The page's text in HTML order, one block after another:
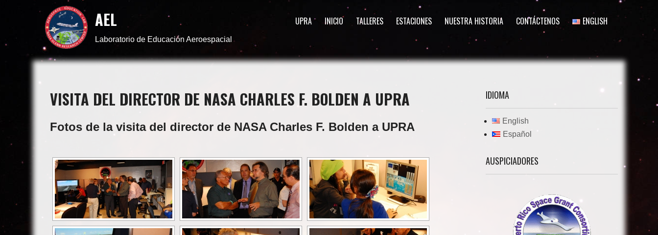
AEL
Laboratorio de Educación Aeroespacial
UPRA INICIO TALLERES ESTACIONES NUESTRA HISTORIA CONTÁCTENOS ENGLISH
VISITA DEL DIRECTOR DE NASA CHARLES F. BOLDEN A UPRA
Fotos de la visita del director de NASA Charles F. Bolden a UPRA
IDIOMA
English
Español
AUSPICIADORES